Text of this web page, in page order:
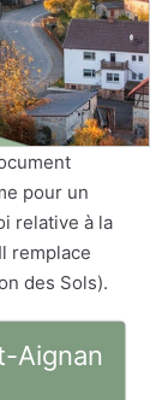
pour un
relative à la
remplace
des Sols).
Aignan